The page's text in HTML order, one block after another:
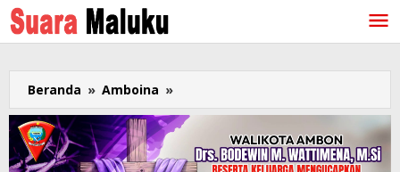
Lewati
ke
konten
Beranda » Amboina »
Dryano
Jabat
Kapolresta
Ambon,